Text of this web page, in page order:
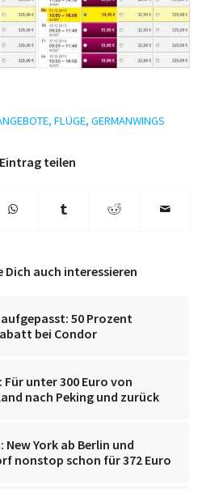
, FLÜGE, GERMANWINGS
Eintrag teilen
Dich auch interessieren
50 Prozent
bei Condor
unter 300 Euro von
nach Peking und zurück
New York ab Berlin und
nonstop schon für 372 Euro